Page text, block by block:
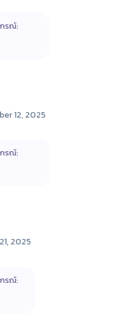
รณ์:
12, 2025
รณ์:
2025
รณ์: